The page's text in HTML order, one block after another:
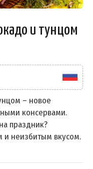
и тунцом
– новое
консервами.
праздник?
и неизбитым вкусом.